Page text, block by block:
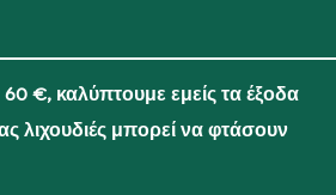
€, καλύπτουμε εμείς τα έξοδα
λιχουδιές μπορεί να φτάσουν